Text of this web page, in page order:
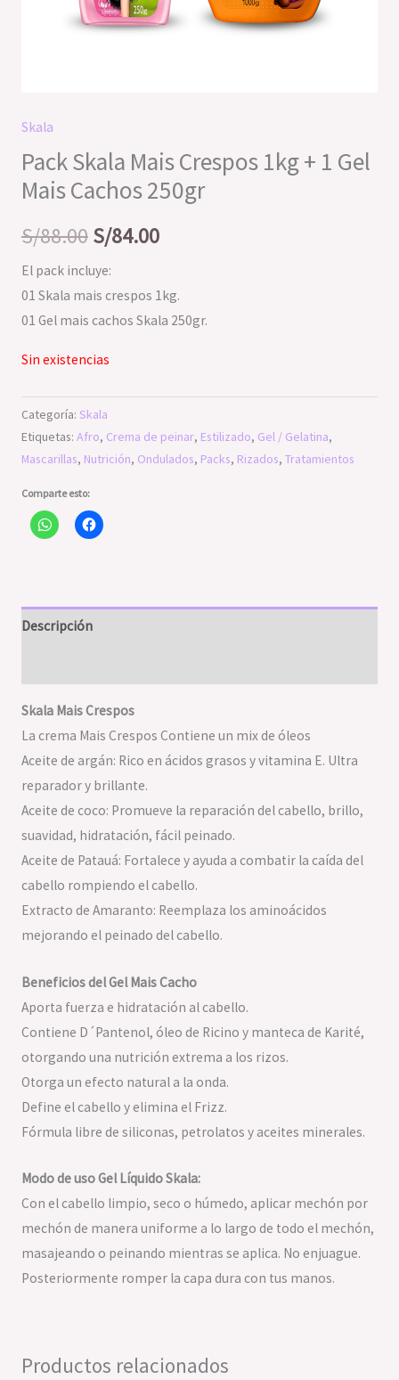
Skala
Pack Skala Mais Crespos 1kg + 1 Gel
Mais Cachos 250gr
S/88.00 S/84.00
El pack incluye:
01 Skala mais crespos 1kg.
01 Gel mais cachos Skala 250gr.
Sin existencias
Categoría: Skala
Etiquetas: Afro, Crema de peinar, Estilizado, Gel / Gelatina,
Mascarillas, Nutrición, Ondulados, Packs, Rizados, Tratamientos
Comparte esto:
Descripción
Skala Mais Crespos
La crema Mais Crespos Contiene un mix de óleos
Aceite de argán: Rico en ácidos grasos y vitamina E. Ultra
reparador y brillante.
Aceite de coco: Promueve la reparación del cabello, brillo,
suavidad, hidratación, fácil peinado.
Aceite de Patauá: Fortalece y ayuda a combatir la caída del
cabello rompiendo el cabello.
Extracto de Amaranto: Reemplaza los aminoácidos
mejorando el peinado del cabello.
Beneficios del Gel Mais Cacho
Aporta fuerza e hidratación al cabello.
Contiene D´Pantenol, óleo de Ricino y manteca de Karité,
otorgando una nutrición extrema a los rizos.
Otorga un efecto natural a la onda.
Define el cabello y elimina el Frizz.
Fórmula libre de siliconas, petrolatos y aceites minerales.
Modo de uso Gel Líquido Skala:
Con el cabello limpio, seco o húmedo, aplicar mechón por
mechón de manera uniforme a lo largo de todo el mechón,
masajeando o peinando mientras se aplica. No enjuague.
Posteriormente romper la capa dura con tus manos.
Productos relacionados